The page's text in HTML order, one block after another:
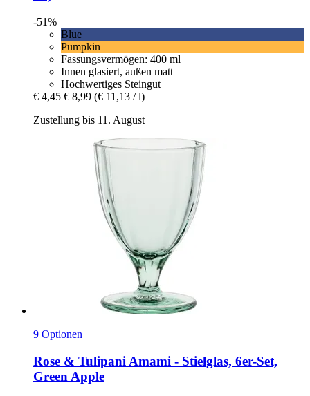
-51%
Blue
Pumpkin
Fassungsvermögen: 400 ml
Innen glasiert, außen matt
Hochwertiges Steingut
€ 4,45 € 8,99 (€ 11,13 / l)
Zustellung bis 11. August
9 Optionen
Rose & Tulipani Amami -​ Stielglas, 6er-​Set,
Green Apple